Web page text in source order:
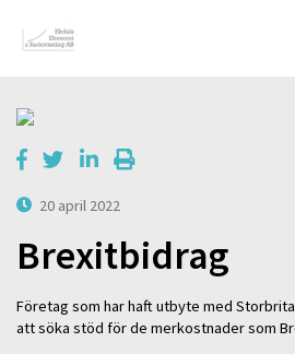
20 april 2022
Brexitbidrag
Företag som har haft utbyte med
att söka stöd för de merkostnader som